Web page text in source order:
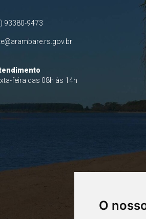
O
93380-9473
feira das 08h às 14h